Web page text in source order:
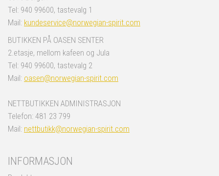
Tel: 940 99600, tastevalg 1
Mail: kundeservice@norwegian-spirit.com
BUTIKKEN PÅ OASEN SENTER
2.etasje, mellom kafeen og Jula
Tel: 940 99600, tastevalg 2
Mail: oasen@norwegian-spirit.com
NETTBUTIKKEN ADMINISTRASJON
Telefon: 481 23 799
Mail: nettbutikk@norwegian-spirit.com
INFORMASJON